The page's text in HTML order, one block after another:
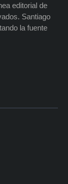
editorial de
Santiago
la fuente